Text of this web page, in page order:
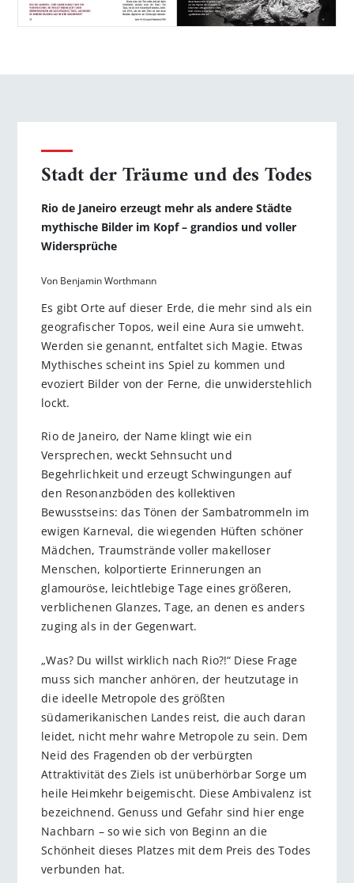
Stadt der Träume und des Todes
Rio de Janeiro erzeugt mehr als andere Städte
mythische Bilder im Kopf – grandios und voller
Widersprüche
Von Benjamin Worthmann
Es gibt Orte auf dieser Erde, die mehr sind als ein
geografischer Topos, weil eine Aura sie umweht.
Werden sie genannt, entfaltet sich Magie. Etwas
Mythisches scheint ins Spiel zu kommen und
evoziert Bilder von der Ferne, die unwiderstehlich
lockt.
Rio de Janeiro, der Name klingt wie ein
Versprechen, weckt Sehnsucht und
Begehrlichkeit und erzeugt Schwingungen auf
den Resonanzböden des kollektiven
Bewusstseins: das Tönen der Sambatrommeln im
ewigen Karneval, die wiegenden Hüften schöner
Mädchen, Traumstrände voller makelloser
Menschen, kolportierte Erinnerungen an
glamouröse, leichtlebige Tage eines größeren,
verblichenen Glanzes, Tage, an denen es anders
zuging als in der Gegenwart.
„Was? Du willst wirklich nach Rio?!“ Diese Frage
muss sich mancher anhören, der heutzutage in
die ideelle Metropole des größten
südamerikanischen Landes reist, die auch daran
leidet, nicht mehr wahre Metropole zu sein. Dem
Neid des Fragenden ob der verbürgten
Attraktivität des Ziels ist unüberhörbar Sorge um
heile Heimkehr beigemischt. Diese Ambivalenz ist
bezeichnend. Genuss und Gefahr sind hier enge
Nachbarn – so wie sich von Beginn an die
Schönheit dieses Platzes mit dem Preis des Todes
verbunden hat.